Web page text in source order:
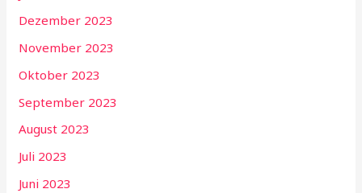
Dezember 2023
November 2023
Oktober 2023
September 2023
August 2023
Juli 2023
Juni 2023